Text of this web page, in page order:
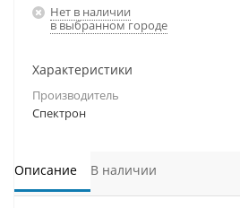
Нет в наличии
в выбранном городе
Характеристики
Производитель
Спектрон
Описание В наличии